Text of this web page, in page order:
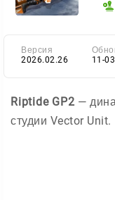
Версия
2026.02.26
11-
Riptide GP2 —
студии Vector Unit.